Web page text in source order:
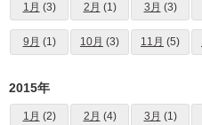
1月 (3) 2月 (1) 3月 (3)
9月 (1) 10月 (3) 11月 (5)
2015年
1月 (2) 2月 (4) 3月 (1)